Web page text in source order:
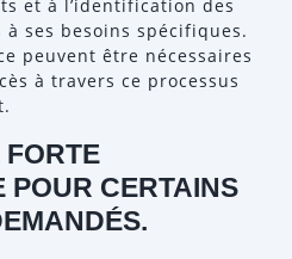
et à l’identification des
ses besoins spécifiques.
peuvent être nécessaires
à travers ce processus
FORTE
POUR CERTAINS